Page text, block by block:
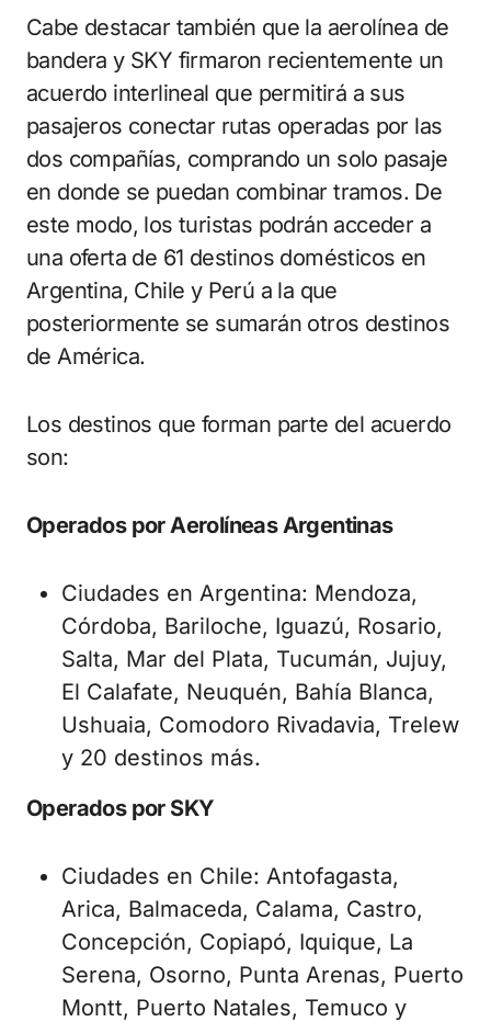
Cabe destacar también que la aerolínea de
bandera y SKY firmaron recientemente un
acuerdo interlineal que permitirá a sus
pasajeros conectar rutas operadas por las
dos compañías, comprando un solo pasaje
en donde se puedan combinar tramos. De
este modo, los turistas podrán acceder a
una oferta de 61 destinos domésticos en
Argentina, Chile y Perú a la que
posteriormente se sumarán otros destinos
de América.
Los destinos que forman parte del acuerdo
son:
Operados por Aerolíneas Argentinas
Ciudades en Argentina: Mendoza,
Córdoba, Bariloche, Iguazú, Rosario,
Salta, Mar del Plata, Tucumán, Jujuy,
El Calafate, Neuquén, Bahía Blanca,
Ushuaia, Comodoro Rivadavia, Trelew
y 20 destinos más.
Operados por SKY
Ciudades en Chile: Antofagasta,
Arica, Balmaceda, Calama, Castro,
Concepción, Copiapó, Iquique, La
Serena, Osorno, Punta Arenas, Puerto
Montt, Puerto Natales, Temuco y